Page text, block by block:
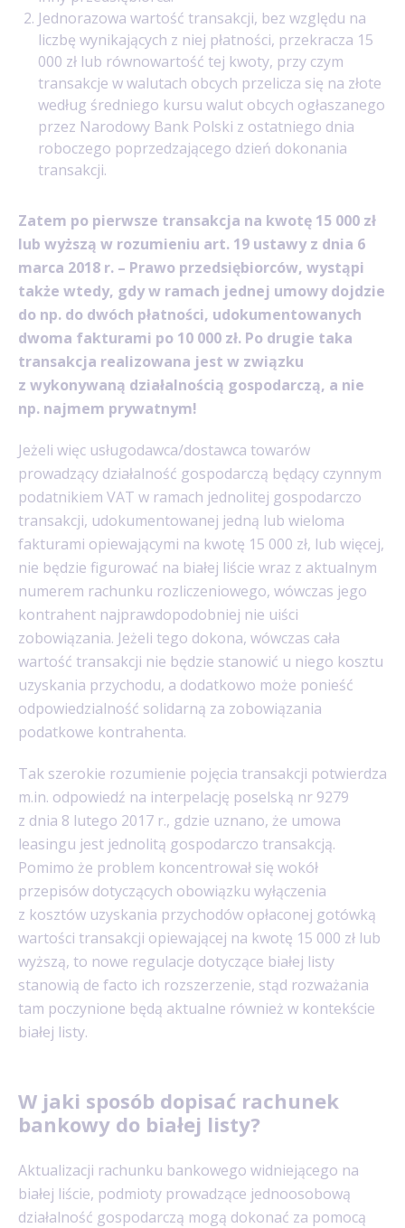
Jednorazowa wartość transakcji, bez względu na
liczbę wynikających z niej płatności, przekracza 15
000 zł lub równowartość tej kwoty, przy czym
transakcje w walutach obcych przelicza się na złote
według średniego kursu walut obcych ogłaszanego
przez Narodowy Bank Polski z ostatniego dnia
roboczego poprzedzającego dzień dokonania
transakcji.
Zatem po pierwsze transakcja na kwotę 15 000 zł
lub wyższą w rozumieniu art. 19 ustawy z dnia 6
marca 2018 r. – Prawo przedsiębiorców, wystąpi
także wtedy, gdy w ramach jednej umowy dojdzie
do np. do dwóch płatności, udokumentowanych
dwoma fakturami po 10 000 zł. Po drugie taka
transakcja realizowana jest w związku
z wykonywaną działalnością gospodarczą, a nie
np. najmem prywatnym!
Jeżeli więc usługodawca/dostawca towarów
prowadzący działalność gospodarczą będący czynnym
podatnikiem VAT w ramach jednolitej gospodarczo
transakcji, udokumentowanej jedną lub wieloma
fakturami opiewającymi na kwotę 15 000 zł, lub więcej,
nie będzie figurować na białej liście wraz z aktualnym
numerem rachunku rozliczeniowego, wówczas jego
kontrahent najprawdopodobniej nie uiści
zobowiązania. Jeżeli tego dokona, wówczas cała
wartość transakcji nie będzie stanowić u niego kosztu
uzyskania przychodu, a dodatkowo może ponieść
odpowiedzialność solidarną za zobowiązania
podatkowe kontrahenta.
Tak szerokie rozumienie pojęcia transakcji potwierdza
m.in. odpowiedź na interpelację poselską nr 9279
z dnia 8 lutego 2017 r., gdzie uznano, że umowa
leasingu jest jednolitą gospodarczo transakcją.
Pomimo że problem koncentrował się wokół
przepisów dotyczących obowiązku wyłączenia
z kosztów uzyskania przychodów opłaconej gotówką
wartości transakcji opiewającej na kwotę 15 000 zł lub
wyższą, to nowe regulacje dotyczące białej listy
stanowią de facto ich rozszerzenie, stąd rozważania
tam poczynione będą aktualne również w kontekście
białej listy.
W jaki sposób dopisać rachunek
bankowy do białej listy?
Aktualizacji rachunku bankowego widniejącego na
białej liście, podmioty prowadzące jednoosobową
działalność gospodarczą mogą dokonać za pomocą